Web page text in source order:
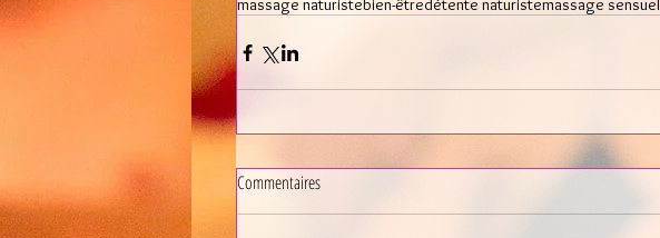
massage naturistebien-êtredétente naturistemassage sensuel
Commentaires